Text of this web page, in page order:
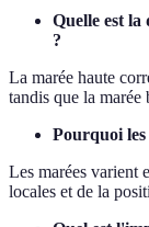
Quelle est la
?
La marée haute
tandis que la marée
Pourquoi les
Les marées varient
locales et de la